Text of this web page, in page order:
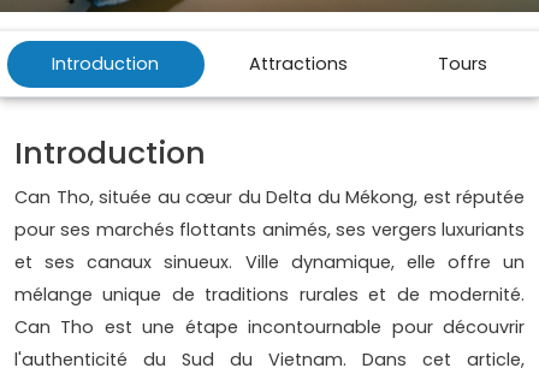
Introduction Attractions Tours
Introduction
Can Tho, située au cœur du Delta du Mékong, est réputée
pour ses marchés flottants animés, ses vergers luxuriants
et ses canaux sinueux. Ville dynamique, elle offre un
mélange unique de traditions rurales et de modernité.
Can Tho est une étape incontournable pour découvrir
l'authenticité du Sud du Vietnam. Dans cet article,